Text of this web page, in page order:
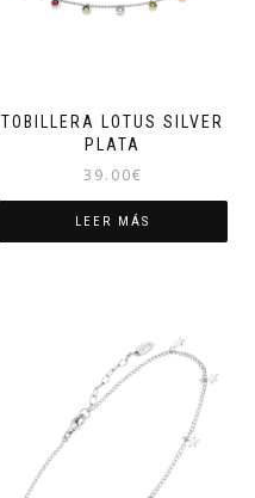
TOBILLERA LOTUS SILVER
PLATA
39.00€
LEER MÁS